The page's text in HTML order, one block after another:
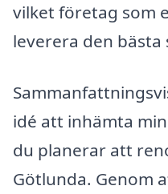
vilket företag som
leverera den bästa
idé att inhämta
du planerar att
Götlunda. Genom